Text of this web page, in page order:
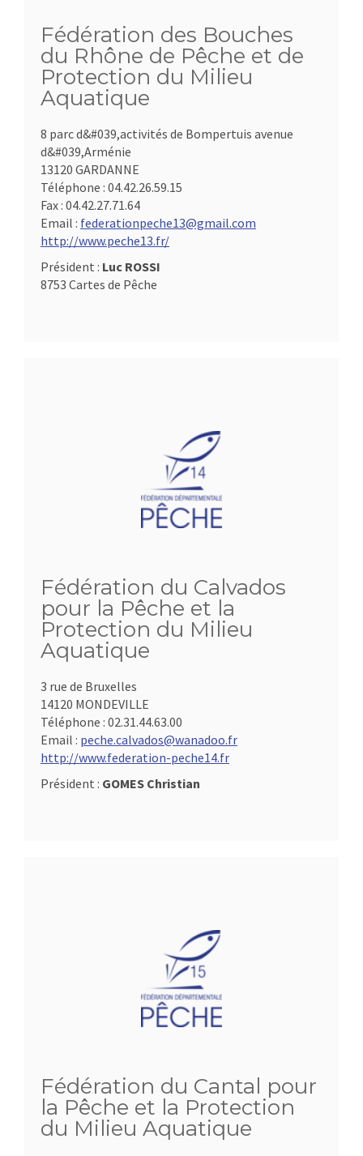
Fédération des Bouches
du Rhône de Pêche et de
Protection du Milieu
Aquatique
8 parc d&#039,activités de Bompertuis avenue
d&#039,Arménie
13120 GARDANNE
Téléphone : 04.42.26.59.15
Fax : 04.42.27.71.64
Email : federationpeche13@gmail.com
http://www.peche13.fr/
Président : Luc ROSSI
8753 Cartes de Pêche
Fédération du Calvados
pour la Pêche et la
Protection du Milieu
Aquatique
3 rue de Bruxelles
14120 MONDEVILLE
Téléphone : 02.31.44.63.00
Email : peche.calvados@wanadoo.fr
http://www.federation-peche14.fr
Président : GOMES Christian
Fédération du Cantal pour
la Pêche et la Protection
du Milieu Aquatique